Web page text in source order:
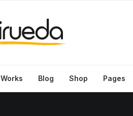
Works Blog Shop Pages